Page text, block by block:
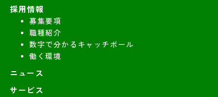
採用情報
募集要項
職種紹介
数字で分かるキャッチボール
働く環境
ニュース
サービス